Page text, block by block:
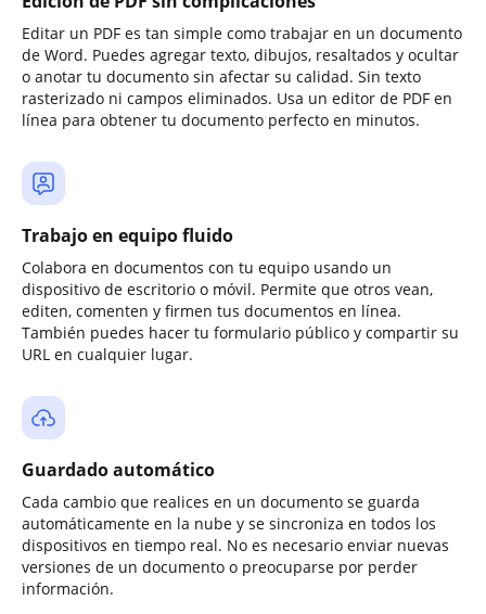
Editar un PDF es tan simple como trabajar en un documento
de Word. Puedes agregar texto, dibujos, resaltados y ocultar
o anotar tu documento sin afectar su calidad. Sin texto
rasterizado ni campos eliminados. Usa un editor de PDF en
línea para obtener tu documento perfecto en minutos.
Trabajo en equipo fluido
Colabora en documentos con tu equipo usando un
dispositivo de escritorio o móvil. Permite que otros vean,
editen, comenten y firmen tus documentos en línea.
También puedes hacer tu formulario público y compartir su
URL en cualquier lugar.
Guardado automático
Cada cambio que realices en un documento se guarda
automáticamente en la nube y se sincroniza en todos los
dispositivos en tiempo real. No es necesario enviar nuevas
versiones de un documento o preocuparse por perder
información.